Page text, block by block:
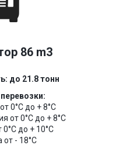
86 m3
до 21.8 тонн
0°C до + 8°C
от 0°C до + 8°C
до + 10°C
- 18°C